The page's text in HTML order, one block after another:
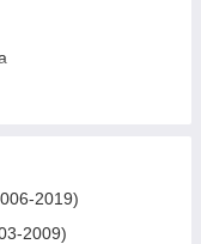
2019)
2009)